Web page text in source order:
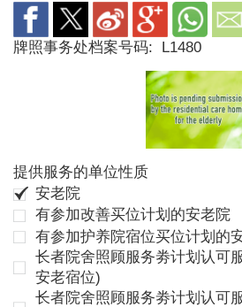
牌照事务处档案号码: L1480
提供服务的单位性质
安老院
有参加改善买位计划的安老院
有参加护养院宿位买位计划的
长者院舍照顾服务劵计划认可
安老宿位)
长者院舍照顾服务劵计划认可